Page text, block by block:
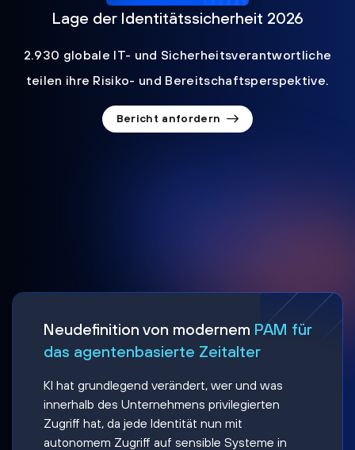
Lage der Identitätssicherheit 2026
2.930 globale IT- und Sicherheitsverantwortliche
teilen ihre Risiko- und Bereitschaftsperspektive.
Bericht anfordern
Neudefinition von modernem PAM für
das agentenbasierte Zeitalter
KI hat grundlegend verändert, wer und was
innerhalb des Unternehmens privilegierten
Zugriff hat, da jede Identität nun mit
autonomem Zugriff auf sensible Systeme in